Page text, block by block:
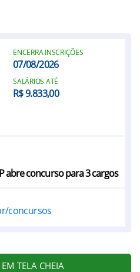
ENCERRA INSCRIÇÕES
07/08/2026
SALÁRIOS ATÉ
R$ 9.833,00
abre concurso para 3 cargos
concursos
TELA CHEIA